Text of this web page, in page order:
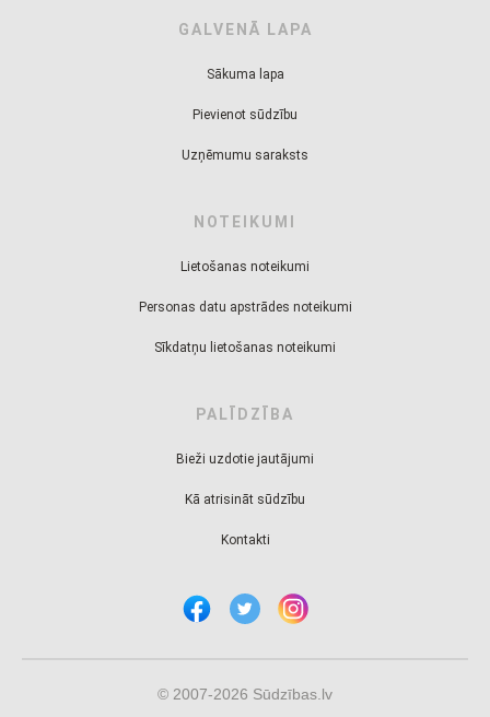
GALVENĀ LAPA
Sākuma lapa
Pievienot sūdzību
Uzņēmumu saraksts
NOTEIKUMI
Lietošanas noteikumi
Personas datu apstrādes noteikumi
Sīkdatņu lietošanas noteikumi
PALĪDZĪBA
Bieži uzdotie jautājumi
Kā atrisināt sūdzību
Kontakti
© 2007-2026 Sūdzības.lv